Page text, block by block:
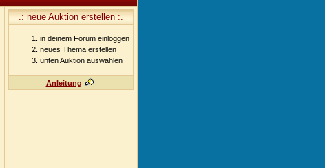
.: neue Auktion erstellen :.
in deinem Forum einloggen
neues Thema erstellen
unten Auktion auswählen
Anleitung